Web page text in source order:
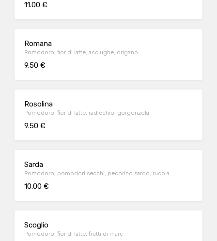
11.00 €
Romana
Pomodoro, fior di latte, acciughe, origano
9.50 €
Rosolina
Pomodoro, fior di latte, radicchio, gorgonzola
9.50 €
Sarda
Pomodoro, pomodori secchi, pecorino sardo, rucola
10.00 €
Scoglio
Pomodoro, fior di latte, frutti di mare